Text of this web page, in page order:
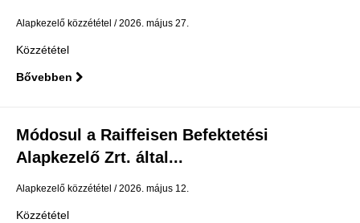
Alapkezelő közzététel 2026. május 27.
Közzététel
Bővebben
Módosul a Raiffeisen Befektetési
Alapkezelő Zrt. által...
Alapkezelő közzététel 2026. május 12.
Közzététel